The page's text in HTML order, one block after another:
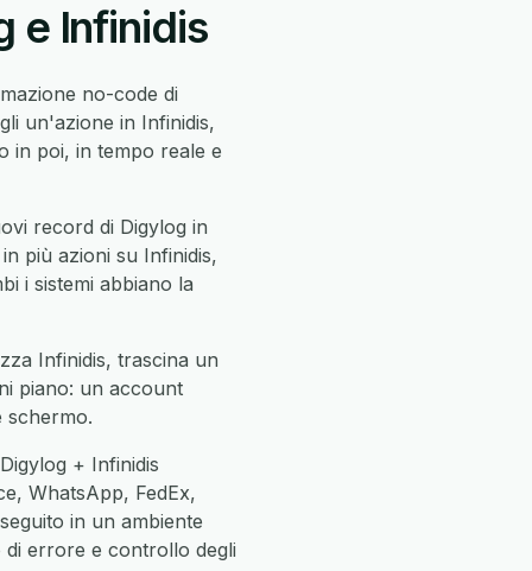
e Infinidis
no-code di
un'azione in Infinidis,
in poi, in tempo reale e
record di Digylog in
più azioni su Infinidis,
i sistemi abbiano la
Infinidis, trascina un
piano: un account
schermo.
+ Infinidis
WhatsApp, FedEx,
in un ambiente
di errore e controllo degli